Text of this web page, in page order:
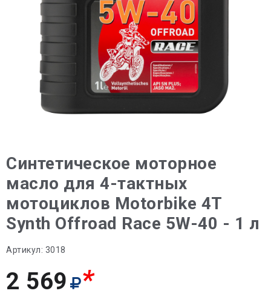
Синтетическое моторное
масло для 4-тактных
мотоциклов Motorbike 4T
Synth Offroad Race 5W-40 - 1 л
Артикул: 3018
2 569 *